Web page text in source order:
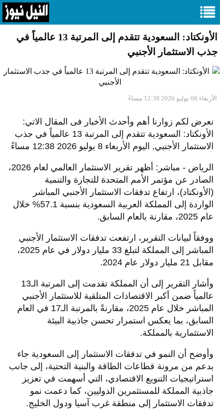
الأونكتاد: السعودية تتقدم إلى المرتبة 13 عالمياً في
جذب الاستثمار الأجنبي
الأربعاء 08 يوليو 2026 12:38 مساءً
نعرض لكم زوارنا أهم وأحدث الأخبار فى المقال الاتي:
الأونكتاد: السعودية تتقدم إلى المرتبة 13 عالمياً في جذب
الاستثمار الأجنبي, اليوم الأربعاء 8 يوليو 2026 12:38 مساءً
الرياض - مباشر: أظهر تقرير الاستثمار العالمي لعام 2026،
الصادر عن مؤتمر الأمم المتحدة للتجارة والتنمية
(الأونكتاد)، ارتفاع تدفقات الاستثمار الأجنبي المباشر
الواردة إلى المملكة العربية السعودية بنسبة 57.1% خلال
عام 2025، مقارنة بالعام السابق.
ووفقاً لبيانات التقرير، ارتفعت تدفقات الاستثمار الأجنبي
المباشر إلى المملكة لتبلغ 33 مليار دولار في عام 2025،
مقابل 21 مليار دولار عام 2024.
وأشار التقرير إلى أن المملكة تقدمت إلى المرتبة الـ13
عالمياً ضمن أكبر الاقتصادات المتلقية للاستثمار الأجنبي
المباشر خلال عام 2025، مقارنةً بالمرتبة الـ17 في العام
السابق، بما يعكس استمرار تحسن جاذبية البيئة
الاستثمارية بالمملكة.
وأوضح أن النمو في تدفقات الاستثمار إلى السعودية جاء
بدعم من مرونة قطاعات الطاقة والبنية التحتية، إلى جانب
استراتيجيات التنويع الاقتصادي، التي أسهمت في تعزيز
جاذبية المملكة للمستثمرين الدوليين، كما دعمت نمو
تدفقات الاستثمار إلى منطقة غرب آسيا ودول الخليج.